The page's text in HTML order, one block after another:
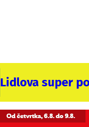
Lidlova super